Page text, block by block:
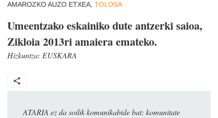
AMAROZKO AUZO ETXEA, TOLOSA
Umeentzako eskainiko dute antzerki saioa,
Zikloia 2013ri amaiera emateko.
Hizkuntza: EUSKARA
ATARIA ez da soilik komunikabide bat: komunitate